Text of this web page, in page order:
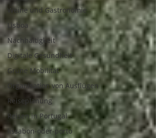
Weine und Gastronomie
Lisboa
Nachhaltigkeit
Digitale Gesundheit
Grüne Mobilität
Organisation von Ausflügen
Reiseplanung
Reisen in Portugal
lissabon-oder-porto